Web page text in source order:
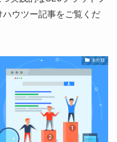
ウツー記事をご覧くだ
未分類